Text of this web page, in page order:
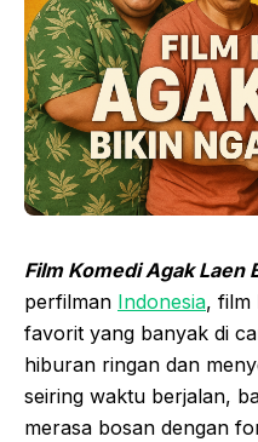
Film Komedi Agak Laen
perfilman Indonesia, film
favorit yang banyak di
hiburan ringan dan
seiring waktu berjalan,
merasa bosan dengan